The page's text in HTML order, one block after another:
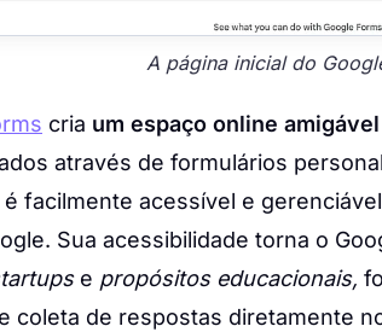
A página inicial do
cria um espaço online amigável
através de formulários
é facilmente acessível e
Sua acessibilidade torna o
e propósitos educacionais,
coleta de respostas diretamente